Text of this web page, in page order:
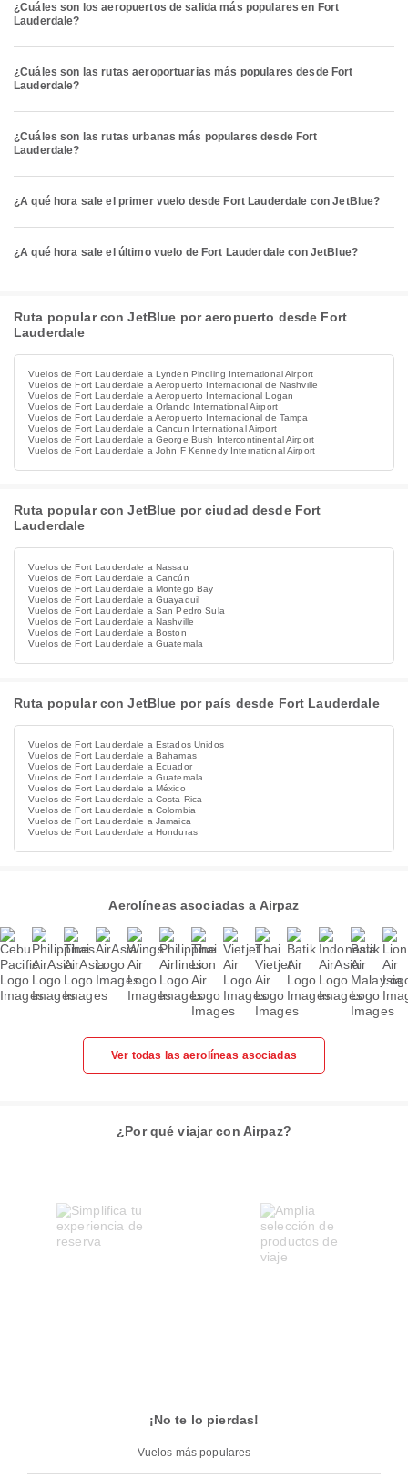
¿Cuáles son los aeropuertos de salida más populares en Fort
Lauderdale?
¿Cuáles son las rutas aeroportuarias más populares desde Fort
Lauderdale?
¿Cuáles son las rutas urbanas más populares desde Fort
Lauderdale?
¿A qué hora sale el primer vuelo desde Fort Lauderdale con JetBlue?
¿A qué hora sale el último vuelo de Fort Lauderdale con JetBlue?
Ruta popular con JetBlue por aeropuerto desde Fort
Lauderdale
Vuelos de Fort Lauderdale a Lynden Pindling International Airport
Vuelos de Fort Lauderdale a Aeropuerto Internacional de Nashville
Vuelos de Fort Lauderdale a Aeropuerto Internacional Logan
Vuelos de Fort Lauderdale a Orlando International Airport
Vuelos de Fort Lauderdale a Aeropuerto Internacional de Tampa
Vuelos de Fort Lauderdale a Cancun International Airport
Vuelos de Fort Lauderdale a George Bush Intercontinental Airport
Vuelos de Fort Lauderdale a John F Kennedy International Airport
Ruta popular con JetBlue por ciudad desde Fort
Lauderdale
Vuelos de Fort Lauderdale a Nassau
Vuelos de Fort Lauderdale a Cancún
Vuelos de Fort Lauderdale a Montego Bay
Vuelos de Fort Lauderdale a Guayaquil
Vuelos de Fort Lauderdale a San Pedro Sula
Vuelos de Fort Lauderdale a Nashville
Vuelos de Fort Lauderdale a Boston
Vuelos de Fort Lauderdale a Guatemala
Ruta popular con JetBlue por país desde Fort Lauderdale
Vuelos de Fort Lauderdale a Estados Unidos
Vuelos de Fort Lauderdale a Bahamas
Vuelos de Fort Lauderdale a Ecuador
Vuelos de Fort Lauderdale a Guatemala
Vuelos de Fort Lauderdale a México
Vuelos de Fort Lauderdale a Costa Rica
Vuelos de Fort Lauderdale a Colombia
Vuelos de Fort Lauderdale a Jamaica
Vuelos de Fort Lauderdale a Honduras
Aerolíneas asociadas a Airpaz
Ver todas las aerolíneas asociadas
¿Por qué viajar con Airpaz?
¡No te lo pierdas!
Vuelos más populares